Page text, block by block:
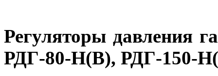
Регуляторы давления
РДГ-80-Н(В), РДГ-150-